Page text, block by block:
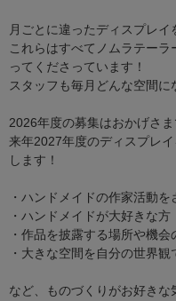
月ごとに違ったディスプレイ
これらはすべてノムラテー
ってくださっています！
スタッフも毎月どんな空間
2026年度の募集はおかげさ
来年2027年度のディスプレ
します！
・ハンドメイドの作家活動
・ハンドメイドが大好きな方
・作品を披露する場所や機会
・大きな空間を自分の世界
など、ものづくりがお好き